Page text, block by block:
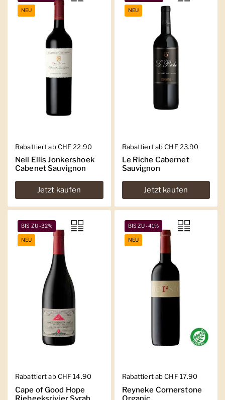
Regulärer Preis
Rabattiert ab CHF 22.90
Neil Ellis Jonkershoek
Cabenet Sauvignon
Jetzt kaufen
NEU
Regulärer Preis
Rabattiert ab CHF 23.90
Le Riche Cabernet
Sauvignon
Jetzt kaufen
NEU
Regulärer Preis
Rabattiert ab CHF 14.90
Cape of Good Hope
BIS ZU -32%
NEU
Regulärer Preis
Rabattiert ab CHF 17.90
Reyneke Cornerstone
BIS ZU -41%
NEU